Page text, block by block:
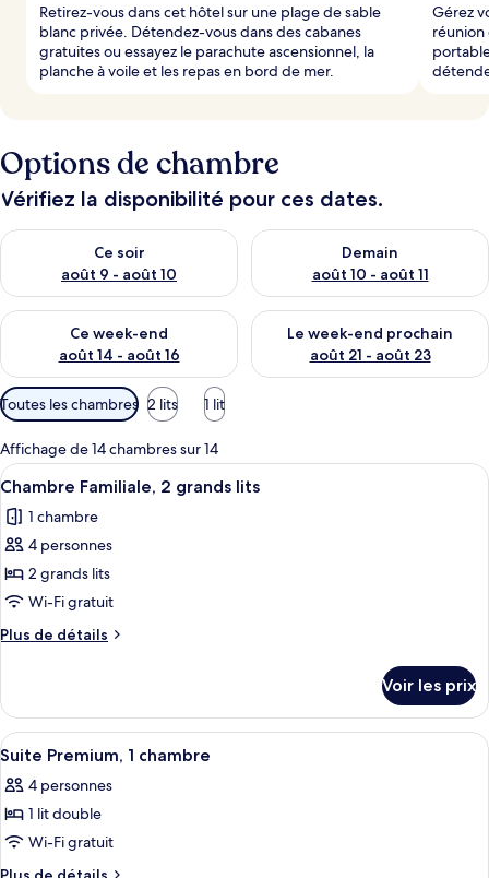
Retirez-vous dans cet hôtel sur une plage de sable
blanc privée. Détendez-vous dans des cabanes
gratuites ou essayez le parachute ascensionnel, la
planche à voile et les repas en bord de mer.
Gérez
réunion
Options de chambre
Vérifiez la disponibilité pour ces dates.
Ce soir
août 9 - août 10
Vérifier la disponibilité pour ce soir août 9 - août 10
Demain
août 10 - août 11
Vérifier la disponibilité pour
Ce week-end
août 14 - août 16
Vérifier la disponibilité pour ce week-end août 14 - août 16
Le week-end prochain
août 21 - août 23
Vérifier la disponibilité pour
Filtres
disponibles
pour
les
chambres
Toutes les chambres 2 lits 1 lit
Affichage de 14 chambres sur 14
Afficher
toutes
les
photos
pour
ce
type
de
Chambre
Familiale,
2
grands
lits
Une chambre d’hôtel comprenant
2
Chambre Familiale, 2 grands lits
1 chambre
4 personnes
2 grands lits
Wi-Fi gratuit
Plus de détails
Plus
le
type
de
Chambre
Familiale,
grands
lits
Voir les prix
Afficher
toutes
les
photos
pour
ce
Une chambre d’hôtel avec un lit,
5
Suite Premium, 1 chambre
4 personnes
1 lit double
Wi-Fi gratuit
Plus